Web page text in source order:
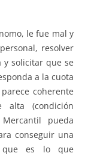
le fue mal y
resolver
y solicitar que se
a la cuota
coherente
(condición
pueda
conseguir una
que es lo que